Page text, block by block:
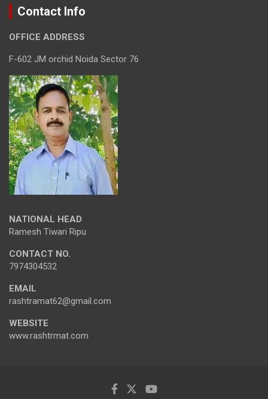
Contact Info
OFFICE ADDRESS
F-602 JM orchid Noida Sector 76
NATIONAL HEAD
Ramesh Tiwari Ripu
CONTACT NO.
7974304532
EMAIL
rashtramat62@gmail.com
WEBSITE
www.rashtrmat.com